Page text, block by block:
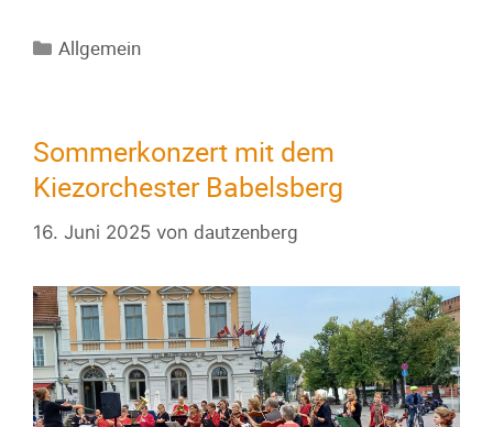
Allgemein
Sommerkonzert mit dem
Kiezorchester Babelsberg
16. Juni 2025 von dautzenberg